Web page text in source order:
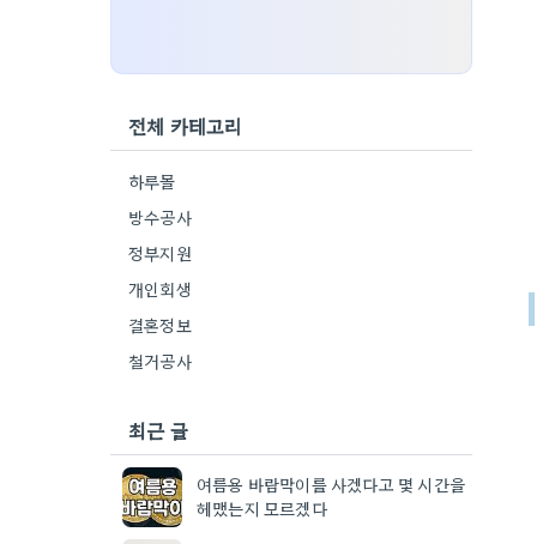
전체 카테고리
하루몰
방수공사
정부지원
개인회생
결혼정보
철거공사
최근 글
여름용 바람막이를 사겠다고 몇 시간을
헤맸는지 모르겠다